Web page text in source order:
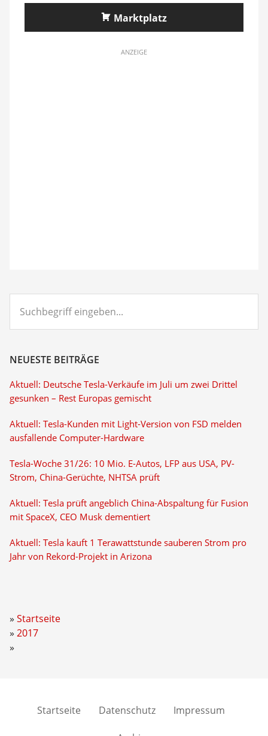
Marktplatz
ANZEIGE
eingeben...
NEUESTE BEITRÄGE
Aktuell: Deutsche Tesla-Verkäufe im Juli um zwei Drittel
gesunken – Rest Europas gemischt
Aktuell: Tesla-Kunden mit Light-Version von FSD melden
ausfallende Computer-Hardware
Tesla-Woche 31/26: 10 Mio. E-Autos, LFP aus USA, PV-
Strom, China-Gerüchte, NHTSA prüft
Aktuell: Tesla prüft angeblich China-Abspaltung für Fusion
mit SpaceX, CEO Musk dementiert
Aktuell: Tesla kauft 1 Terawattstunde sauberen Strom pro
Jahr von Rekord-Projekt in Arizona
Startseite
2017
Startseite Datenschutz Impressum